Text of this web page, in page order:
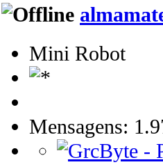
Mini Robot
Mensagens: